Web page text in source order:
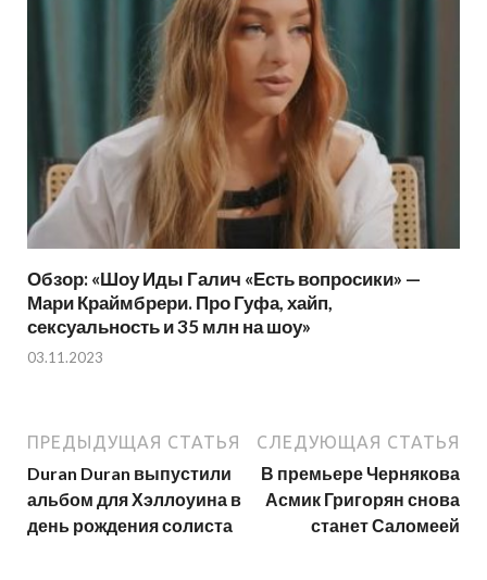
Обзор: «Шоу Иды Галич «Есть вопросики» —
Мари Краймбрери. Про Гуфа, хайп,
сексуальность и 35 млн на шоу»
03.11.2023
ПРЕДЫДУЩАЯ СТАТЬЯ
Duran Duran выпустили
альбом для Хэллоуина в
день рождения солиста
СЛЕДУЮЩАЯ СТАТЬЯ
В премьере Чернякова
Асмик Григорян снова
станет Саломеей